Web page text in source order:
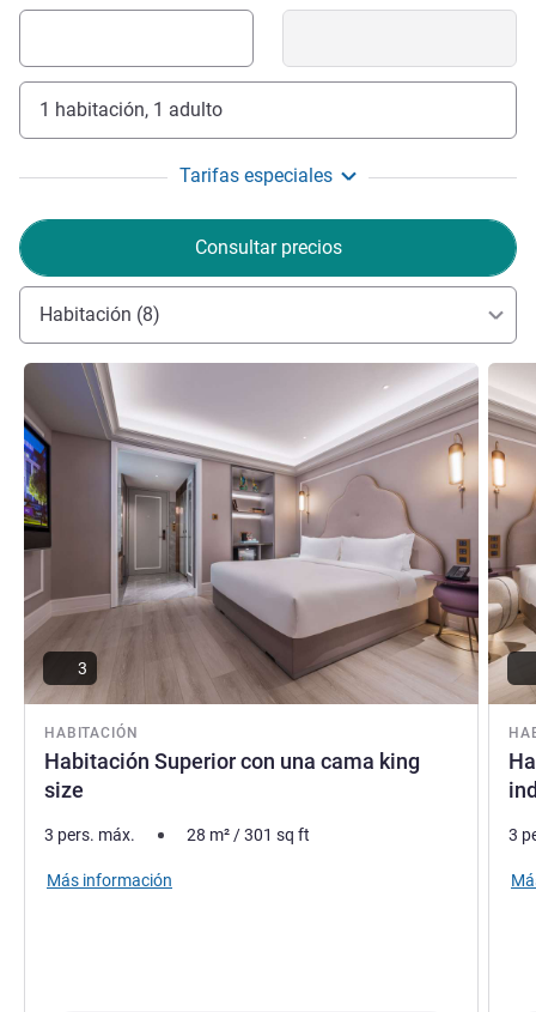
1 habitación, 1 adulto
Tarifas especiales
Consultar precios
Habitación (8)
HABITACIÓN
Habitación Superior con una cama king
size
Más información
3
3 pers. máx. 28 m²/301 sq ft
Más información
Más
3